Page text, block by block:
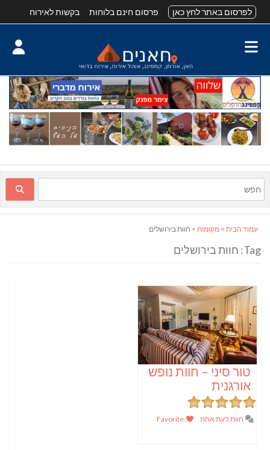
לפרסום באתר לחץ כאן פרסום חינם בלוחות בקשות לאירוח
עמוד הבית > מקומות > חוות בירושלים
Tag: חוות בירושלים
טור סיני – חוות נופש
אורגנית
חוות דעת אחת